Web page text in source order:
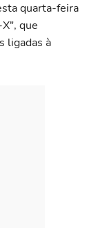
quarta-feira
que
ligadas à